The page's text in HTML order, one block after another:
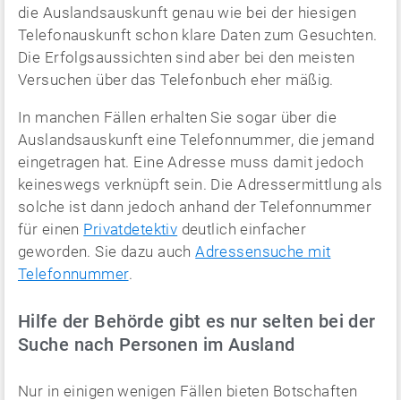
die Auslandsauskunft genau wie bei der hiesigen
Telefonauskunft schon klare Daten zum Gesuchten.
Die Erfolgsaussichten sind aber bei den meisten
Versuchen über das Telefonbuch eher mäßig.
In manchen Fällen erhalten Sie sogar über die
Auslandsauskunft eine Telefonnummer, die jemand
eingetragen hat. Eine Adresse muss damit jedoch
keineswegs verknüpft sein. Die Adressermittlung als
solche ist dann jedoch anhand der Telefonnummer
für einen Privatdetektiv deutlich einfacher
geworden. Sie dazu auchAdressensuche mit
Telefonnummer.
Hilfe der Behörde gibt es nur selten bei der
Suche nach Personen im Ausland
Nur in einigen wenigen Fällen bieten Botschaften